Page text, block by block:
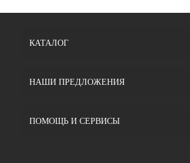
КАТАЛОГ
НАШИ ПРЕДЛОЖЕНИЯ
ПОМОЩЬ И СЕРВИСЫ